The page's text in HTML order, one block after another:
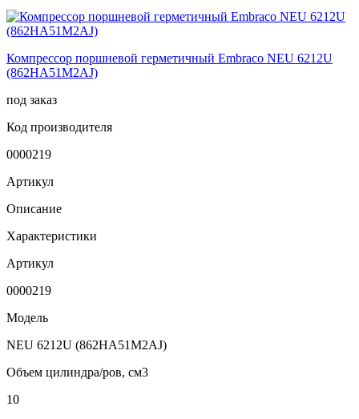
Компрессор поршневой герметичный Embraco NEU 6212U
(862HA51M2AJ)
под заказ
Код производителя
0000219
Артикул
Описание
Характеристики
Артикул
0000219
Модель
NEU 6212U (862HA51M2AJ)
Объем цилиндра/ров, см3
10